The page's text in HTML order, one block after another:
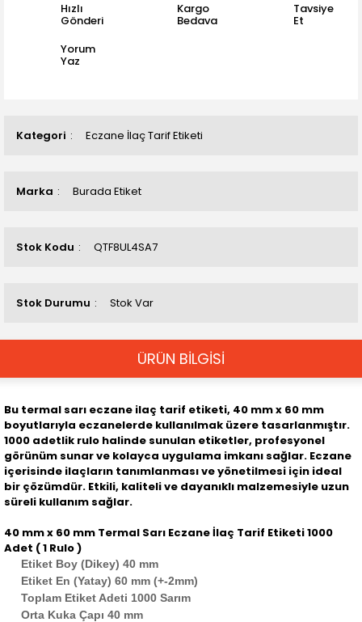
Kategori Eczane İlaç Tarif Etiketi
Marka Burada Etiket
Stok Kodu QTF8UL4SA7
Stok Durumu Stok Var
Hızlı
Gönderi
Kargo
Bedava
Tavsiye
Et
Yorum
Yaz
ÜRÜN BİLGİSİ
Bu termal sarı eczane ilaç tarif etiketi, 40 mm x 60 mm
boyutlarıyla eczanelerde kullanılmak üzere tasarlanmıştır.
1000 adetlik rulo halinde sunulan etiketler, profesyonel
görünüm sunar ve kolayca uygulama imkanı sağlar. Eczane
içerisinde ilaçların tanımlanması ve yönetilmesi için ideal
bir çözümdür. Etkili, kaliteli ve dayanıklı malzemesiyle uzun
süreli kullanım sağlar.
40 mm x 60 mm Termal Sarı Eczane İlaç Tarif Etiketi 1000
Adet ( 1 Rulo )
Etiket Boy (Dikey) 40 mm
Etiket En (Yatay) 60 mm (+-2mm)
Toplam Etiket Adeti 1000 Sarım
Orta Kuka Çapı 40 mm